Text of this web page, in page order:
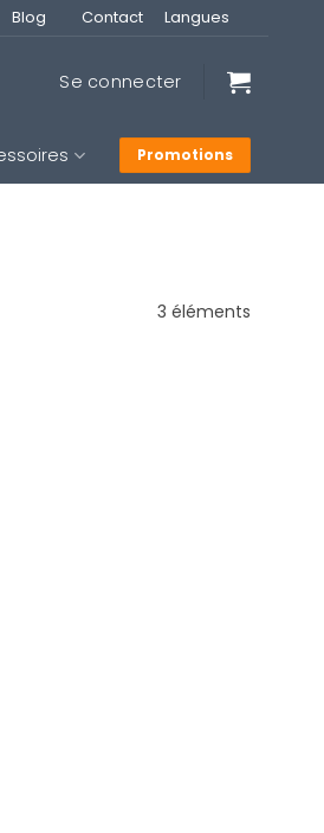
Blog Contact Langues
Se connecter
Promotions
3 éléments